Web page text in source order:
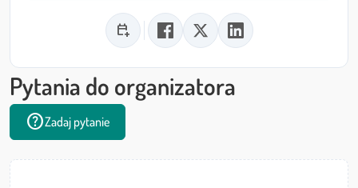
calendar_add_on
Pytania do organizatora
helpZadaj pytanie